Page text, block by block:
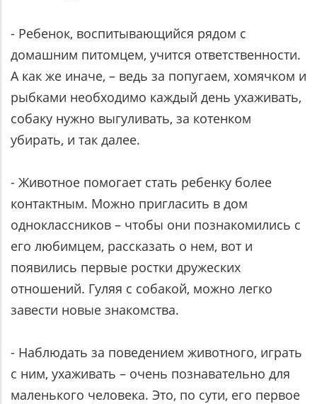
- Ребенок, воспитывающийся рядом с
домашним питомцем, учится ответственности.
А как же иначе, – ведь за попугаем, хомячком и
рыбками необходимо каждый день ухаживать,
собаку нужно выгуливать, за котенком
убирать, и так далее.
- Животное помогает стать ребенку более
контактным. Можно пригласить в дом
одноклассников – чтобы они познакомились с
его любимцем, рассказать о нем, вот и
появились первые ростки дружеских
отношений. Гуляя с собакой, можно легко
завести новые знакомства.
- Наблюдать за поведением животного, играть
с ним, ухаживать – очень познавательно для
маленького человека. Это, по сути, его первое